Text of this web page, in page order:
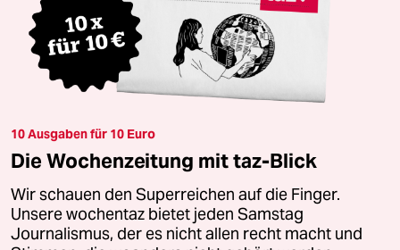
10 Ausgaben für 10 Euro
Die Wochenzeitung mit taz-Blick
Wir schauen den Superreichen auf die Finger.
Unsere wochentaz bietet jeden Samstag
Journalismus, der es nicht allen recht macht und